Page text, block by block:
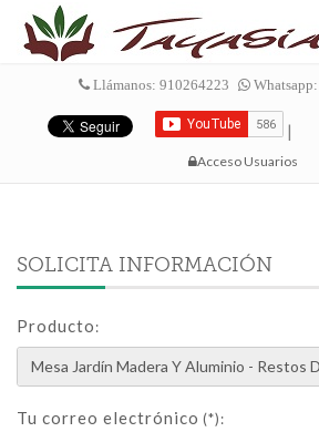
Llámanos: 910264223
|
Acceso Usuarios
SOLICITA INFORMACIÓN
Producto:
Tu correo electrónico (*):